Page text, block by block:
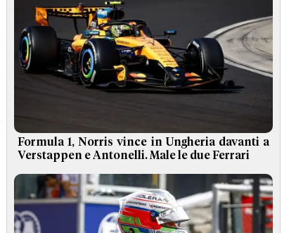
Formula 1, Norris vince in Ungheria davanti a
Verstappen e Antonelli. Male le due Ferrari